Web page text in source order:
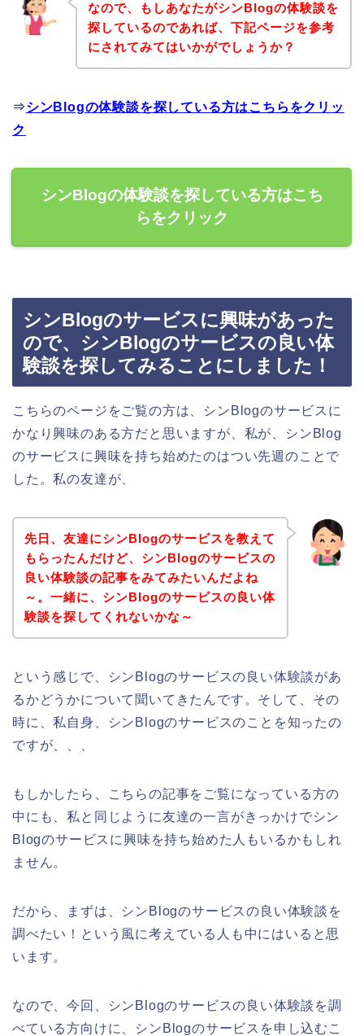
なので、もしあなたがシンBlogの体験談を
探しているのであれば、下記ページを参考
にされてみてはいかがでしょうか？
⇒シンBlogの体験談を探している方はこちらをクリッ
ク
シンBlogの体験談を探している方はこち
らをクリック
シンBlogのサービスに興味があった
ので、シンBlogのサービスの良い体
験談を探してみることにしました！
こちらのページをご覧の方は、シンBlogのサービスに
かなり興味のある方だと思いますが、私が、シンBlog
のサービスに興味を持ち始めたのはつい先週のことで
した。私の友達が、
先日、友達にシンBlogのサービスを教えて
もらったんだけど、シンBlogのサービスの
良い体験談の記事をみてみたいんだよね
～。一緒に、シンBlogのサービスの良い体
験談を探してくれないかな～
という感じで、シンBlogのサービスの良い体験談があ
るかどうかについて聞いてきたんです。そして、その
時に、私自身、シンBlogのサービスのことを知ったの
ですが、、、
もしかしたら、こちらの記事をご覧になっている方の
中にも、私と同じように友達の一言がきっかけでシン
Blogのサービスに興味を持ち始めた人もいるかもしれ
ません。
だから、まずは、シンBlogのサービスの良い体験談を
調べたい！という風に考えている人も中にはいると思
います。
なので、今回、シンBlogのサービスの良い体験談を調
べている方向けに、シンBlogのサービスを申し込むこ